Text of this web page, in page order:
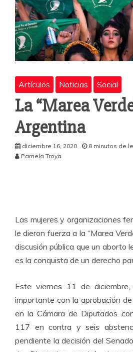
Artículos Noticias Social
La “Marea
Argentina
diciembre 16, 2020
8 minutos de
Pamela Troya
Las mujeres y organizaciones
le dieron fuerza a la “Marea
discusión pública que un aborto
es la conquista de un derecho
Este viernes 11 de
importante con la aprobación
en la Cámara de Diputados
117 en contra y seis
pendiente la decisión del